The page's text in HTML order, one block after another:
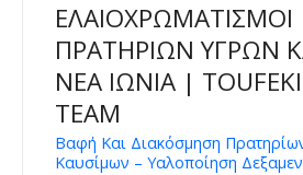
ΕΛΑΙΟΧΡΩΜΑΤΙΣΜΟΙ
ΠΡΑΤΗΡΙΩΝ ΥΓΡΩΝ
ΝΕΑ ΙΩΝΙΑ |
TEAM
Βαφή Και Διακόσμηση
Καυσίμων – Υαλοποίηση